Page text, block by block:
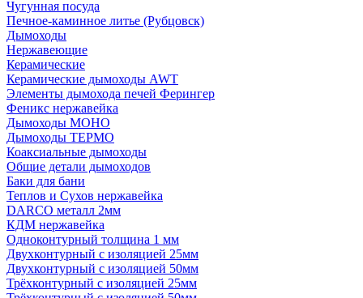
Чугунная посуда
Печное-каминное литье (Рубцовск)
Дымоходы
Нержавеющие
Керамические
Керамические дымоходы AWT
Элементы дымохода печей Ферингер
Феникс нержавейка
Дымоходы МОНО
Дымоходы ТЕРМО
Коаксиальные дымоходы
Общие детали дымоходов
Баки для бани
Теплов и Сухов нержавейка
DARCO металл 2мм
КДМ нержавейка
Одноконтурный толщина 1 мм
Двухконтурный с изоляцией 25мм
Двухконтурный с изоляцией 50мм
Трёхконтурный с изоляцией 25мм